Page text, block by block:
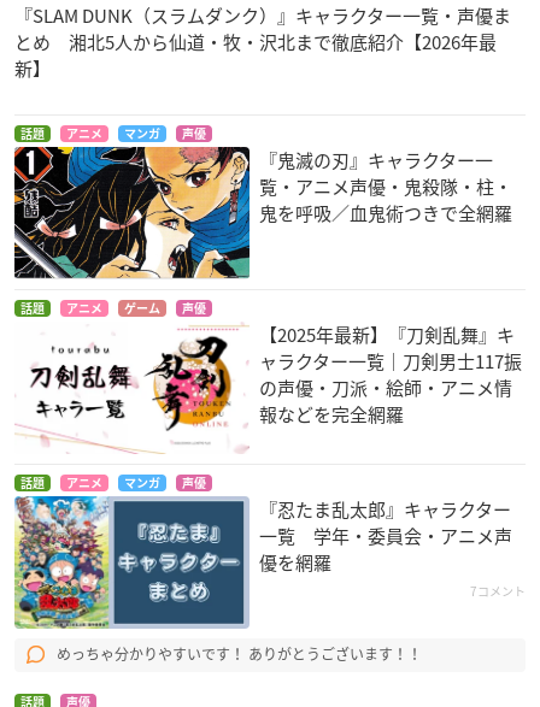
『SLAM DUNK（スラムダンク）』キャラクター一覧・声優ま
とめ 湘北5人から仙道・牧・沢北まで徹底紹介【2026年最
新】
話題 アニメ マンガ 声優
『鬼滅の刃』キャラクター一
覧・アニメ声優・鬼殺隊・柱・
鬼を呼吸／血鬼術つきで全網羅
話題 アニメ ゲーム 声優
【2025年最新】『刀剣乱舞』キ
ャラクター一覧｜刀剣男士117振
の声優・刀派・絵師・アニメ情
報などを完全網羅
話題 アニメ マンガ 声優
『忍たま乱太郎』キャラクター
一覧 学年・委員会・アニメ声
優を網羅
7コメント
めっちゃ分かりやすいです！ ありがとうございます！！
話題 声優